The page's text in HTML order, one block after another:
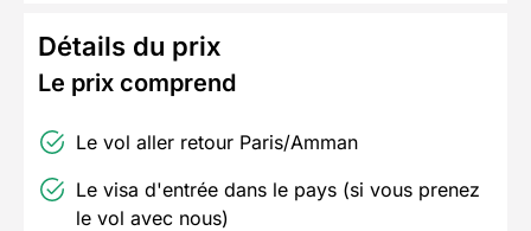
Détails du prix
Le prix comprend
Le vol aller retour Paris/Amman
Le visa d'entrée dans le pays (si vous prenez
le vol avec nous)